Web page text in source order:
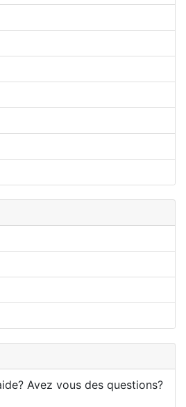
Avez vous des questions?